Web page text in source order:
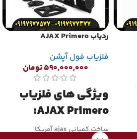
ردیاب AJAX Primero
فلزیاب فول آپشن
۵۹۰,۰۰۰,۰۰۰تومان
ویژگی های فلزیاب
AJAX Primero:
ساخت کمپانی ajax آمریکا